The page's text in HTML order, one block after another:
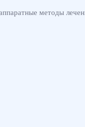
методы